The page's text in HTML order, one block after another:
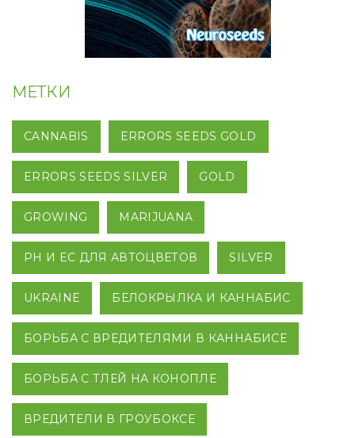
МЕТКИ
CANNABIS ERRORS SEEDS GOLD
ERRORS SEEDS SILVER GOLD
GROWING MARIJUANA
PH И EC ДЛЯ АВТОЦВЕТОВ SILVER
UKRAINE БЕЛОКРЫЛКА И КАННАБИС
БОРЬБА С ВРЕДИТЕЛЯМИ В КАННАБИСЕ
БОРЬБА С ТЛЕЙ НА КОНОПЛЕ
ВРЕДИТЕЛИ В ГРОУБОКСЕ